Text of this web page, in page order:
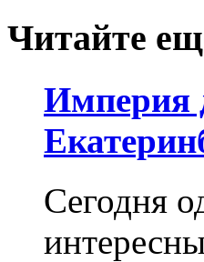
Читайте
Империя
Сегодня